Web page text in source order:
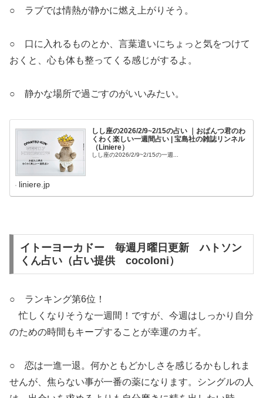
○ ラブでは情熱が静かに燃え上がりそう。
○ 口に入れるものとか、言葉遣いにちょっと気をつけて
おくと、心も体も整ってくる感じがするよ。
○ 静かな場所で過ごすのがいいみたい。
しし座の2026/2/9~2/15の占い ｜おぱんつ君のわ
くわく楽しい一週間占い | 宝島社の雑誌リンネル
（Liniere）
しし座の2026/2/9~2/15の一週...
liniere.jp
イトーヨーカドー 毎週月曜日更新 ハトソン
くん占い（占い提供 cocoloni）
○ ランキング第6位！
忙しくなりそうな一週間！ですが、今週はしっかり自分
のための時間もキープすることが幸運のカギ。
○ 恋は一進一退。何かともどかしさを感じるかもしれま
せんが、焦らない事が一番の薬になります。シングルの人